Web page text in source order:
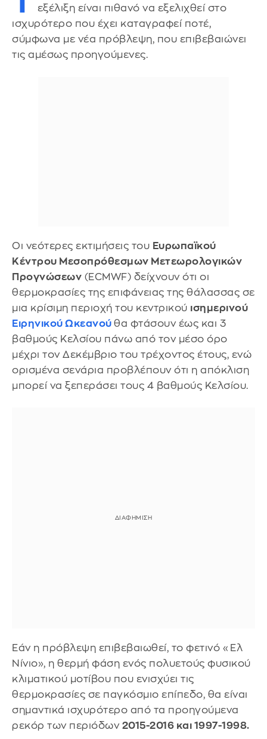
εξέλιξη είναι πιθανό να εξελιχθεί στο
ισχυρότερο που έχει καταγραφεί ποτέ,
σύμφωνα με νέα πρόβλεψη, που επιβεβαιώνει
τις αμέσως προηγούμενες.
Οι νεότερες εκτιμήσεις του Ευρωπαϊκού
Κέντρου Μεσοπρόθεσμων Μετεωρολογικών
Προγνώσεων (ECMWF) δείχνουν ότι οι
θερμοκρασίες της επιφάνειας της θάλασσας σε
μια κρίσιμη περιοχή του κεντρικού ισημερινού
Ειρηνικού Ωκεανού θα φτάσουν έως και 3
βαθμούς Κελσίου πάνω από τον μέσο όρο
μέχρι τον Δεκέμβριο του τρέχοντος έτους, ενώ
ορισμένα σενάρια προβλέπουν ότι η απόκλιση
μπορεί να ξεπεράσει τους 4 βαθμούς Κελσίου.
Εάν η πρόβλεψη επιβεβαιωθεί, το φετινό «Ελ
Νίνιο», η θερμή φάση ενός πολυετούς φυσικού
κλιματικού μοτίβου που ενισχύει τις
θερμοκρασίες σε παγκόσμιο επίπεδο, θα είναι
σημαντικά ισχυρότερο από τα προηγούμενα
ρεκόρ των περιόδων 2015-2016 και 1997-1998.